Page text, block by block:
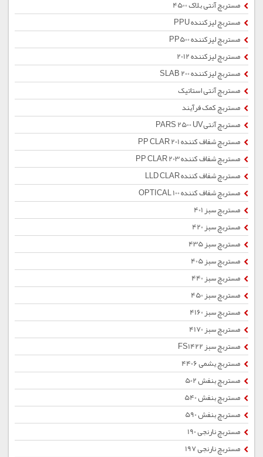
مستربچ آنتی بلاک 4500
مستربچ لیزکننده PPU
مستربچ لیزکننده PP500
مستربچ لیزکننده 2012
مستربچ لیزکننده SLAB 200
مستربچ آنتی استاتیک
مستربچ کمک فرآیند
مستربچ آنتیPARS 2500 UV
مستربچ شفاف کننده PP CLAR 201
مستربچ شفاف کننده PP CLAR 203
مستربچ شفاف کننده LLD CLAR
مستربچ شفاف کننده OPTICAL 100
مستربچ سبز 401
مستربچ سبز 420
مستربچ سبز 435
مستربچ سبز 405
مستربچ سبز 440
مستربچ سبز 450
مستربچ سبز 4160
مستربچ سبز 4170
مستربچ سبز FS1422
مستربچ یشمی 4406
مستربچ بنفش 502
مستربچ بنفش 540
مستربچ بنفش 590
مستربچ نارنجی 190
مستربچ نارنجی 197